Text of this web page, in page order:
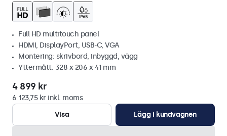
Full HD multitouch panel
HDMI, DisplayPort, USB-C, VGA
Montering: skrivbord, inbyggd, vägg
Yttermått: 328 x 206 x 41 mm
4 899 kr
6 123,75 kr inkl. moms
Visa
Lägg i kundvagnen